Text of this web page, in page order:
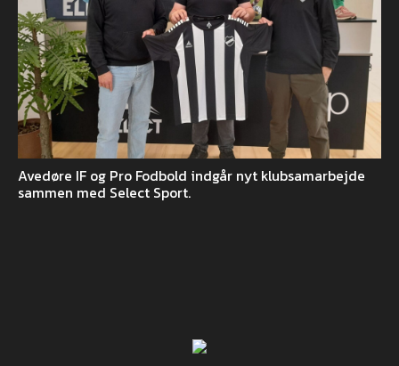
Avedøre IF og Pro Fodbold indgår nyt klubsamarbejde
sammen med Select Sport.